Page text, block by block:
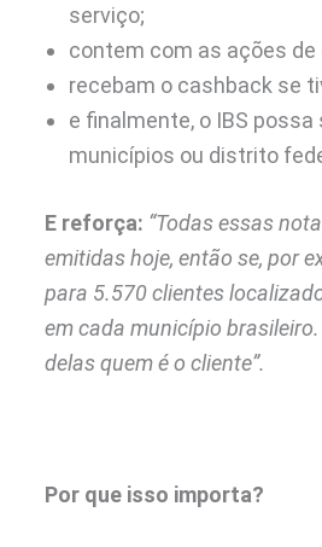
serviço;
contem com as ações de
recebam o cashback se
e finalmente, o IBS
municípios ou distrito
E reforça: “Todas essas
emitidas hoje, então se, por
para 5.570 clientes
em cada município
delas quem é o cliente”.
Por que isso importa?